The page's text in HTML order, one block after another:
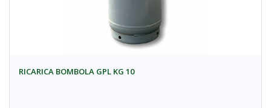
RICARICA BOMBOLA GPL KG 10